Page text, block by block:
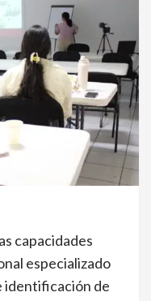
capacidades
especializado
identificación de